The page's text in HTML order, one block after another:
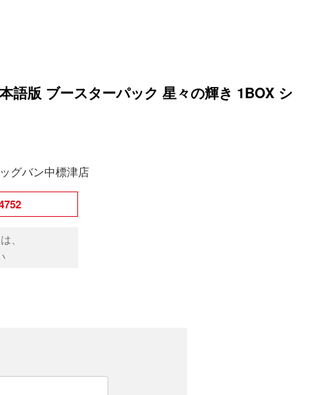
語版 ブースターパック 星々の輝き 1BOX シ
グバン中標津店
、